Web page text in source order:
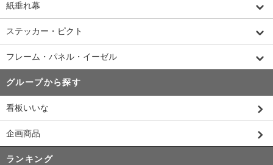
紙垂れ幕
ステッカー・ピクト
フレーム・パネル・イーゼル
グループから探す
看板いいな
企画商品
ランキング